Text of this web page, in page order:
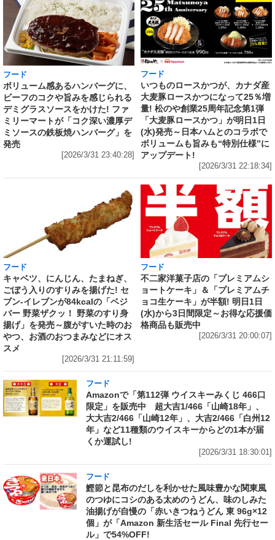
フード
ボリューム感あるハンバーグに、
ビーフのコクや旨みを感じられる
デミグラスソースをかけた! ファ
ミリーマートが「コク深い濃厚デ
ミソースの鉄板焼ハンバーグ」を
発売
[2026/3/31 23:40:28]
フード
いつものロースかつが、カナダ産
大麦豚ロースかつになって25％増
量! 松のや創業25周年記念第1弾
「大麦豚ロースかつ」が明日1日
(水)発売～日本ハムとのコラボで
ボリュームも旨みも“特別仕様”に
アップデート!
[2026/3/31 22:18:34]
フード
キャベツ、にんじん、たまねぎ、
ごぼう入りのすりみを揚げた! セ
ブン‐イレブンが84kcalの「ベジ
バー 野菜ザクッ！ 野菜のすり身
揚げ」を発売～腹がすいた時のお
やつ、お酒のおつまみなどにオス
スメ
[2026/3/31 21:11:59]
フード
不二家洋菓子店の「プレミアムシ
ョートケーキ」＆「プレミアムチ
ョコ生ケーキ」が半額! 明日1日
(水)から3日間限定～お得な応援価
格商品も販売中
[2026/3/31 20:00:07]
フード
Amazonで「第112弾 ウイスキーみくじ 466口
限定」を販売中 超大吉1/466「山崎18年」、
大大吉2/466「山崎12年」、大吉2/466「白州12
年」など11種類のウイスキーからどの1本が届
くか運試し!
[2026/3/31 18:30:01]
フード
鰹節と昆布のだしを利かせた風味豊かな関東風
のつゆにコシのある太めのうどん、味のしみた
油揚げが自慢の「赤いきつねうどん 東 96g×12
個」が「Amazon 新生活セール Final 先行セー
ル」で54%OFF!